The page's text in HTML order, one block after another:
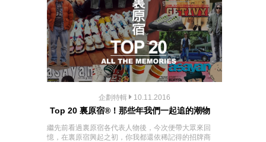
企劃特輯 10.11.2016
Top 20 裏原宿®！那些年我們一起追的潮物
繼先前看過裏原宿各代表人物後，今次便帶大眾來回
憶，在裏原宿興起之初，你我都還依稀記得的招牌商